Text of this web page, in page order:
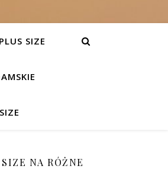
SIZE
NA RÓŻNE